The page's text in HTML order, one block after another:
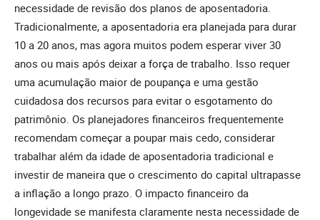
necessidade de revisão dos planos de aposentadoria.
Tradicionalmente, a aposentadoria era planejada para durar
10 a 20 anos, mas agora muitos podem esperar viver 30
anos ou mais após deixar a força de trabalho. Isso requer
uma acumulação maior de poupança e uma gestão
cuidadosa dos recursos para evitar o esgotamento do
patrimônio. Os planejadores financeiros frequentemente
recomendam começar a poupar mais cedo, considerar
trabalhar além da idade de aposentadoria tradicional e
investir de maneira que o crescimento do capital ultrapasse
a inflação a longo prazo. O impacto financeiro da
longevidade se manifesta claramente nesta necessidade de